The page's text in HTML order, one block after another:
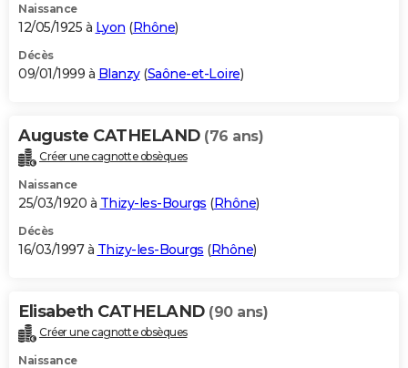
Naissance
12/05/1925 à Lyon (Rhône)
Décès
09/01/1999 à Blanzy(Saône-et-Loire)
Auguste CATHELAND (76 ans)
Créer une cagnotte obsèques
Naissance
25/03/1920 à Thizy-les-Bourgs (Rhône)
Décès
16/03/1997 à Thizy-les-Bourgs (Rhône)
Elisabeth CATHELAND (90 ans)
Créer une cagnotte obsèques
Naissance